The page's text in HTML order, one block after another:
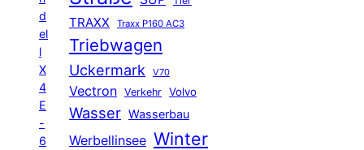
d
el
l
X
4
E
-
6
TRAXX Traxx P160 AC3
Triebwagen
Uckermark V70
Vectron Verkehr Volvo
Wasser Wasserbau
Werbellinsee Winter